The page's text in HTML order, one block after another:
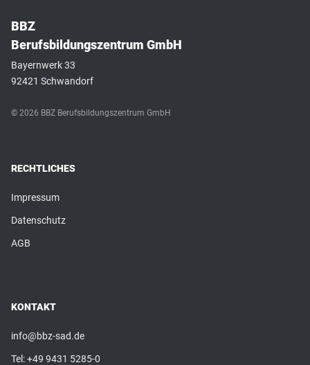
BBZ
Berufsbildungszentrum GmbH
Bayernwerk 33
92421 Schwandorf
© 2026 BBZ Berufsbildungszentrum GmbH
RECHTLICHES
Impressum
Datenschutz
AGB
KONTAKT
info@bbz-sad.de
Tel:+49 9431 5285-0